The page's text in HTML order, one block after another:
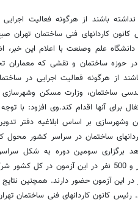
نداشته باشند از هرگونه فعالیت
کانون کاردانهای فنی ساختمان
علم وصنعت با اعلام این خبر،
حوزه ساختمان و نقشی که معماران
از هرگونه فعالیت اجرایی در
ساختمان، وزارت مسکن
برای آنها اقدام کند.وی افزود: با
وشهرسازی بر اساس ابلاغیه دفتر
ساختمان در سراسر کشور
برگزاری سومین دوره به شکل
در این آزمون حضور دارند. همچنین
کانون کاردانهای فنی ساختمان تهران